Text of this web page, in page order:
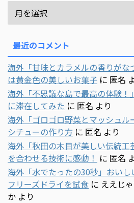
最近のコメント
海外「甘味とカラメルの香りが
は黄金色の美しいお菓子 に 匿名
海外「不思議な島で最高の体験
に滞在してみた に 匿名 より
海外「ゴロゴロ野菜とマッシュ
シチューの作り方 に 匿名 より
海外「秋田の木目が美しい伝統
を合わせる技術に感動！ に 匿名
海外「水でたったの30秒」おい
フリーズドライを試食 に ええじ
か より